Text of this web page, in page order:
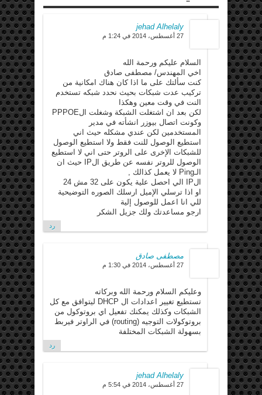
jehad Alhelaly
27 أغسطس، 2014 في 1:24 م
السلام عليكم ورحمة الله
اخي المهندس/ مصطفى صادق
كنت سألتك على ما اذا كان هناك امكانية من
تركيب عدت شبكات بحيث نحدد شبكه تستخدم
النت في وقت معين وهكذا
لكن بعد ان اشتغلت الشبكة وشغلت الPPPOE
وكونت اتصال بيوزر انشأته في مدير
المستخدمين لكن عندي مشكله حيث اني
استطيع الوصول للنت فقط ولا استطيع الوصول
للشبكات الإخرى على الروتر حتى اني لا استطيع
الوصول للروتر نفسه عن طريق الIP حيث ان
الـPing لا يعمل كذالك ,
الIP الي احصل علية يكون على 32 مش 24
او اذا ترسلي الإميل ارسلك الصوره التوضيحية
للي انا اعمل للوصول إلية
ارجو مساعدتك ولك جزيل الشكر
رد
مصطفى صادق
27 أغسطس، 2014 في 1:30 م
وعليكم السلام ورحمة الله وبركاته
تستطيع تغيير اعدادات ال DHCP ليتوافق مع كل
الشبكات وكذلك يمكنك تفعيل اي بروتوكول من
بروتوكولات التوجيه (routing) في الراوتر فيربط
بسهولة الشبكات المختلفة
رد
jehad Alhelaly
27 أغسطس، 2014 في 5:54 م